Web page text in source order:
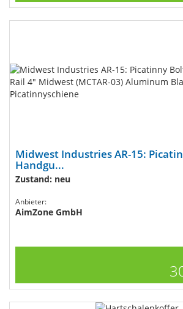
Midwest Industries AR-15:
Handgu...
Zustand: neu
Anbieter:
AimZone GmbH